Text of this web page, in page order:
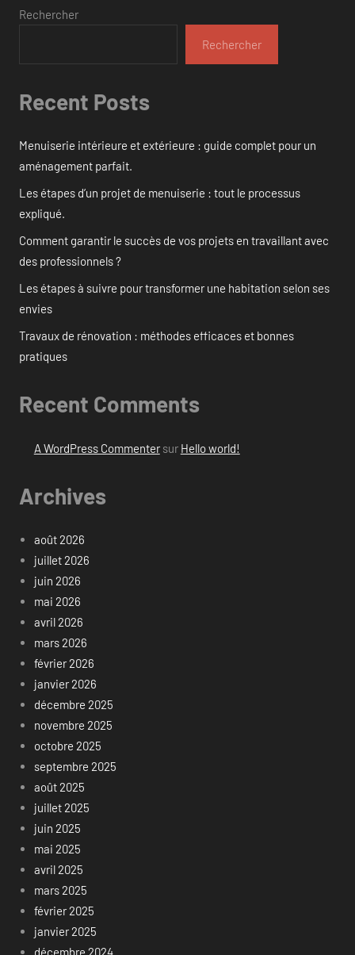
Rechercher
Rechercher
Recent Posts
Menuiserie intérieure et extérieure : guide complet pour un
aménagement parfait.
Les étapes d’un projet de menuiserie : tout le processus
expliqué.
Comment garantir le succès de vos projets en travaillant avec
des professionnels ?
Les étapes à suivre pour transformer une habitation selon ses
envies
Travaux de rénovation : méthodes efficaces et bonnes
pratiques
Recent Comments
A WordPress Commentersur Hello world!
Archives
août 2026
juillet 2026
juin 2026
mai 2026
avril 2026
mars 2026
février 2026
janvier 2026
décembre 2025
novembre 2025
octobre 2025
septembre 2025
août 2025
juillet 2025
juin 2025
mai 2025
avril 2025
mars 2025
février 2025
janvier 2025
décembre 2024